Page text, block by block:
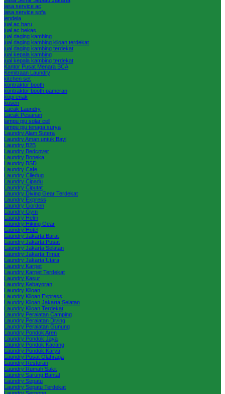
jasa service ac
jasa service sofa
jendela
jual ac baru
jual ac bekas
jual daging kambing
jual daging kambing kiloan terdekat
jual daging kambing terdekat
jual kepala kambing
jual kepala kambing terdekat
Kantor Pusat Menara BCA
Kemitraan Laundry
kitchen set
kontraktor booth
kontraktor booth pameran
kopi enak
kusen
Lacak Laundry
Lacak Pesanan
lampu pju solar cell
lampu pju tenaga surya
Laundry Alam Sutera
Laundry Aman untuk Bayi
Laundry B2B
Laundry Bedcover
Laundry Boneka
Laundry BSD
Laundry Cafe
Laundry Ciledug
Laundry Cipadu
Laundry Ciputat
Laundry Diving Gear Terdekat
Laundry Express
Laundry Gorden
Laundry Gym
Laundry Helm
Laundry Hiking Gear
Laundry Hotel
Laundry Jakarta Barat
Laundry Jakarta Pusat
Laundry Jakarta Selatan
Laundry Jakarta Timur
Laundry Jakarta Utara
Laundry Karpet
Laundry Karpet Terdekat
Laundry Kasur
Laundry Kebayoran
Laundry Kiloan
Laundry Kiloan Express
Laundry Kiloan Jakarta Selatan
Laundry Kiloan Terdekat
Laundry Peralatan Camping
Laundry Peralatan Diving
Laundry Peralatan Gunung
Laundry Pondok Aren
Laundry Pondok Jaya
Laundry Pondok Kacang
Laundry Pondok Karya
Laundry Pusat Olahraga
Laundry Restoran
Laundry Rumah Sakit
Laundry Sarung Bantal
Laundry Sepatu
Laundry Sepatu Terdekat